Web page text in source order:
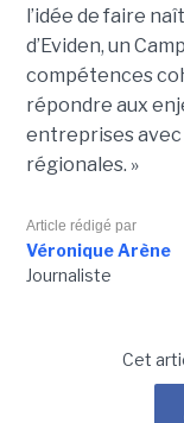
l’idée de faire
d’Eviden, un
compétences
répondre aux
entreprises avec
régionales. »
Article rédigé par
Véronique Arène
Journaliste
Cet